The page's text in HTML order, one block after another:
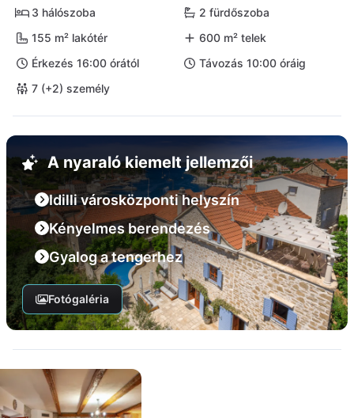
3 hálószoba
2 fürdőszoba
155 m² lakótér
600 m² telek
Érkezés 16:00 órától
Távozás 10:00 óráig
7 (+2) személy
A nyaraló kiemelt jellemzői
Idilli városközponti helyszín
Kényelmes berendezés
Gyalog a tengerhez
Fotógaléria